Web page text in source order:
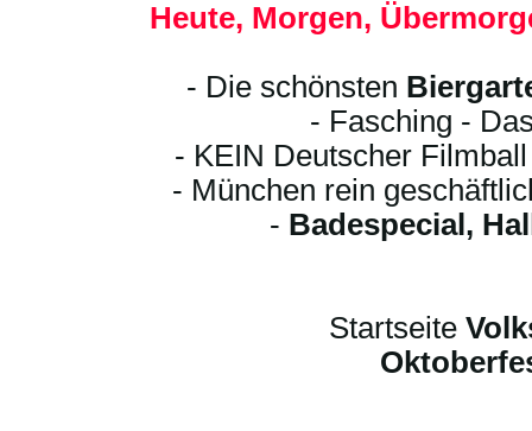
Heute, Morgen,
- Die schönsten
- Fasching -
- KEIN Deutscher
- München rein
- Badespecial,
Startseite